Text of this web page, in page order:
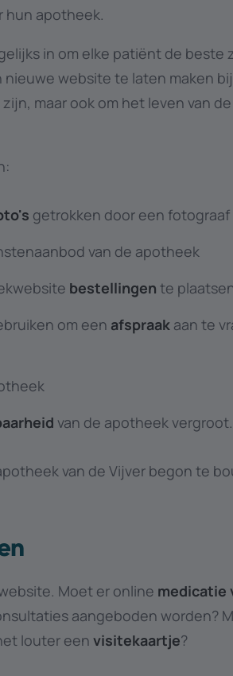
hun apotheek.
in om elke patiënt de beste
website te laten maken
maar ook om het leven van
getrokken door een
van de apotheek
bestellingen te
om een afspraak aan te
van de apotheek
van de Vijver begon te
Moet er online medicatie
aangeboden worden?
louter een visitekaartje?